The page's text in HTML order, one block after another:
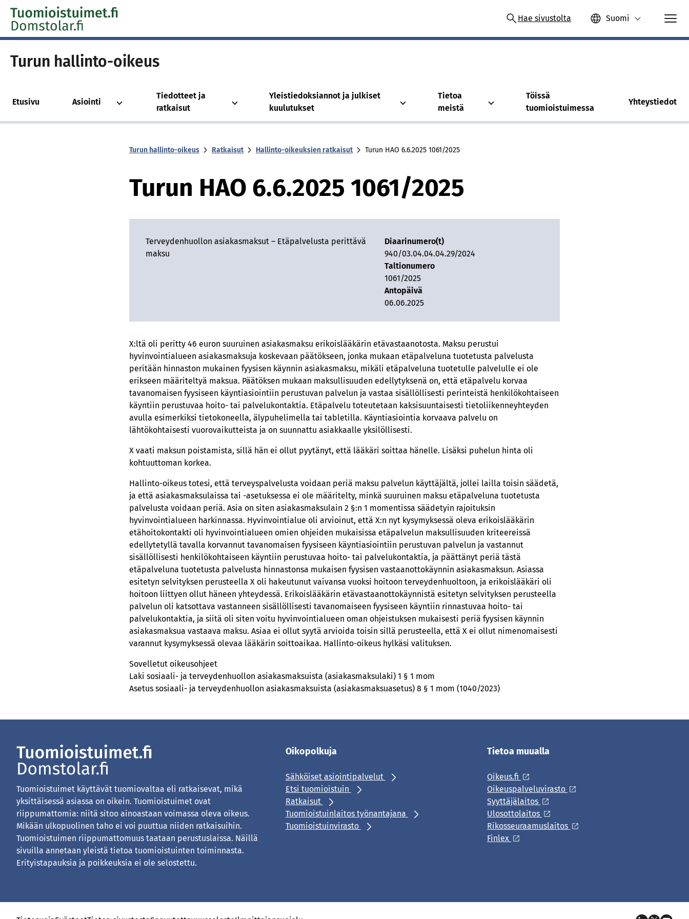
Skip to content -saavutettavuusohje
Hae sivustolta Suomi
Turun hallinto-oikeus
Etusivu Asiointi
Tiedotteet ja
ratkaisut
Yleistiedoksiannot ja julkiset
kuulutukset
Tietoa
meistä
Töissä
tuomioistuimessa
Yhteystiedot
Turun hallinto-oikeus Ratkaisut Hallinto-oikeuksien ratkaisut Tu­run HAO 6.6.2025 1061/​2025
Tu­run HAO 6.6.2025 1061/​2025
Terveydenhuollon asiakasmaksut – Etäpalvelusta perittävä
maksu
Diaarinumero(t)
940/03.04.04.04.29/2024
Taltionumero
1061/2025
Antopäivä
06.06.2025
X:ltä oli peritty 46 euron suuruinen asiakasmaksu erikoislääkärin etävastaanotosta. Maksu perustui
hyvinvointialueen asiakasmaksuja koskevaan päätökseen, jonka mukaan etäpalveluna tuotetusta palvelusta
peritään hinnaston mukainen fyysisen käynnin asiakasmaksu, mikäli etäpalveluna tuotetulle palvelulle ei ole
erikseen määriteltyä maksua. Päätöksen mukaan maksullisuuden edellytyksenä on, että etäpalvelu korvaa
tavanomaisen fyysiseen käyntiasiointiin perustuvan palvelun ja vastaa sisällöllisesti perinteistä henkilökohtaiseen
käyntiin perustuvaa hoito- tai palvelukontaktia. Etäpalvelu toteutetaan kaksisuuntaisesti tietoliikenneyhteyden
avulla esimerkiksi tietokoneella, älypuhelimella tai tabletilla. Käyntiasiointia korvaava palvelu on
lähtökohtaisesti vuorovaikutteista ja on suunnattu asiakkaalle yksilöllisesti.
X vaati maksun poistamista, sillä hän ei ollut pyytänyt, että lääkäri soittaa hänelle. Lisäksi puhelun hinta oli
kohtuuttoman korkea.
Hallinto-oikeus totesi, että terveyspalvelusta voidaan periä maksu palvelun käyttäjältä, jollei lailla toisin säädetä,
ja että asiakasmaksulaissa tai -asetuksessa ei ole määritelty, minkä suuruinen maksu etäpalveluna tuotetusta
palvelusta voidaan periä. Asia on siten asiakasmaksulain 2 §:n 1 momentissa säädetyin rajoituksin
hyvinvointialueen harkinnassa. Hyvinvointialue oli arvioinut, että X:n nyt kysymyksessä oleva erikoislääkärin
etähoitokontakti oli hyvinvointialueen omien ohjeiden mukaisissa etäpalvelun maksullisuuden kriteereissä
edellytetyllä tavalla korvannut tavanomaisen fyysiseen käyntiasiointiin perustuvan palvelun ja vastannut
sisällöllisesti henkilökohtaiseen käyntiin perustuvaa hoito- tai palvelukontaktia, ja päättänyt periä tästä
etäpalveluna tuotetusta palvelusta hinnastonsa mukaisen fyysisen vastaanottokäynnin asiakasmaksun. Asiassa
esitetyn selvityksen perusteella X oli hakeutunut vaivansa vuoksi hoitoon terveydenhuoltoon, ja erikoislääkäri oli
hoitoon liittyen ollut häneen yhteydessä. Erikoislääkärin etävastaanottokäynnistä esitetyn selvityksen perusteella
palvelun oli katsottava vastanneen sisällöllisesti tavanomaiseen fyysiseen käyntiin rinnastuvaa hoito- tai
palvelukontaktia, ja siitä oli siten voitu hyvinvointialueen oman ohjeistuksen mukaisesti periä fyysisen käynnin
asiakasmaksua vastaava maksu. Asiaa ei ollut syytä arvioida toisin sillä perusteella, että X ei ollut nimenomaisesti
varannut kysymyksessä olevaa lääkärin soittoaikaa. Hallinto-oikeus hylkäsi valituksen.
Sovelletut oikeusohjeet
Laki sosiaali- ja terveydenhuollon asiakasmaksuista (asiakasmaksulaki) 1 § 1 mom
Asetus sosiaali- ja terveydenhuollon asiakasmaksuista (asiakasmaksuasetus) 8 § 1 mom (1040/2023)
Tuomioistuimet käyttävät tuomiovaltaa eli ratkaisevat, mikä
yksittäisessä asiassa on oikein. Tuomioistuimet ovat
riippumattomia: niitä sitoo ainoastaan voimassa oleva oikeus.
Mikään ulkopuolinen taho ei voi puuttua niiden ratkaisuihin.
Tuomioistuimen riippumattomuus taataan perustuslaissa. Näillä
sivuilla annetaan yleistä tietoa tuomioistuinten toiminnasta.
Erityistapauksia ja poikkeuksia ei ole selostettu.
Oikopolkuja
Sähköiset asiointipalvelut
Etsi tuomioistuin
Ratkaisut
Tuomioistuinlaitos työnantajana
Tuomioistuinvirasto
Tietoa muualla
Oikeus.fi
Oikeuspalveluvirasto
Syyttäjälaitos
Ulosottolaitos
Rikosseuraamuslaitos
Finlex